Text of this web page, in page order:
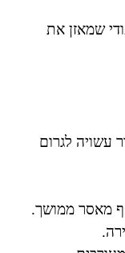
שמאזן את
עשויה לגרום
מאסר ממושך.